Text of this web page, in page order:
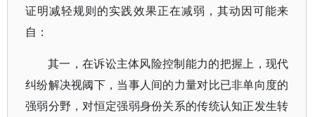
证明减轻规则的实践效果正在减弱，其动因可能来
自：
其一，在诉讼主体风险控制能力的把握上，现代
纠纷解决视阈下，当事人间的力量对比已非单向度的
强弱分野，对恒定强弱身份关系的传统认知正发生转